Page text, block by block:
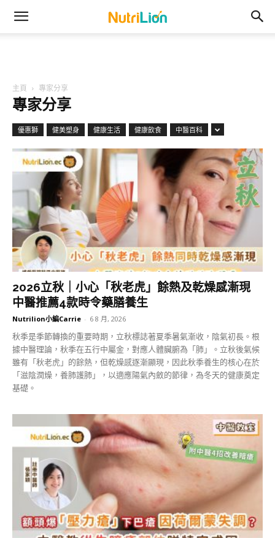
主頁 專家分享
專家分享
優惠獅 健美塑身 健康生活 健康飲食 中醫百科
2026立秋｜小心「秋老虎」餘熱及乾燥感漸現
中醫推薦4款時令藥膳養生
Nutrilion小編Carrie - 6 8 月, 2026
秋季是季節轉換的重要時期，立秋標誌著夏季暑氣漸收，陰氣初長。根
據中醫理論，秋季在五行中屬金，對應人體臟腑為「肺」。立秋後氣候
雖有「秋老虎」的餘熱，但乾燥感逐漸顯現，因此秋季養生的核心在於
「滋陰潤燥，養肺護肺」，以適應陽氣內斂的節律，為冬天的健康奠定
基礎。